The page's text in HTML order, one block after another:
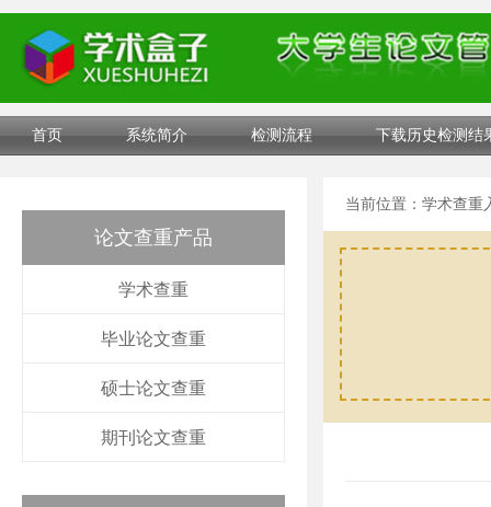
首页 系统简介 检测流程 下载历史检测结
论文查重产品
学术查重
毕业论文查重
硕士论文查重
期刊论文查重
当前位置： 学术查重